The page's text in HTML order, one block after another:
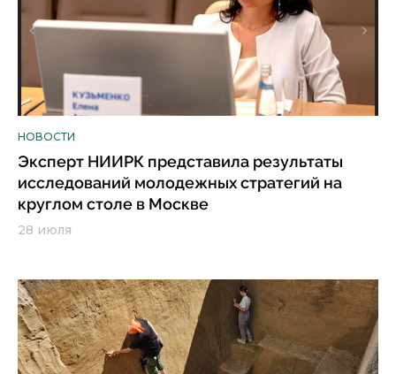
НОВОСТИ
Эксперт НИИРК представила результаты
исследований молодежных стратегий на
круглом столе в Москве
28 июля